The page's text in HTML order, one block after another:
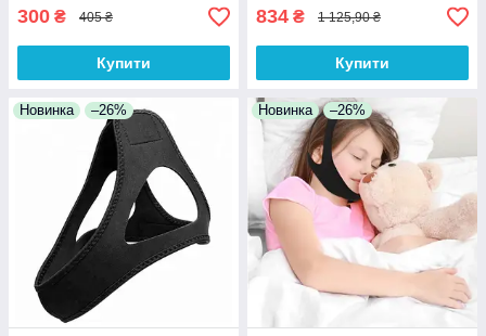
300 ₴ 405 ₴
Купити
834 ₴ 1 125,90 ₴
Купити
Новинка –26% Новинка –26%